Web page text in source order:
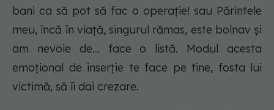
bani ca să pot să fac o operație! sau Părintele
meu, încă în viață, singurul rămas, este bolnav și
am nevoie de... face o listă. Modul acesta
emoțional de inserție te face pe tine, fosta lui
victimă, să îi dai crezare.